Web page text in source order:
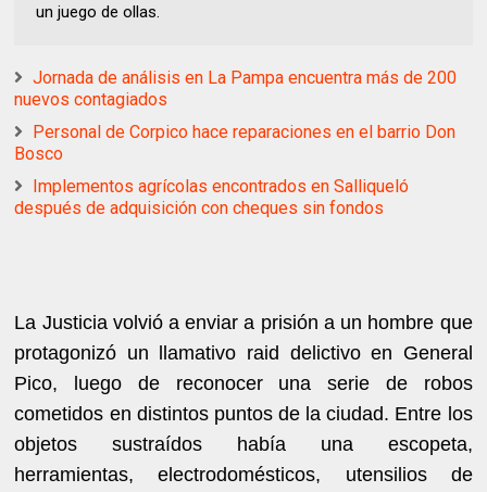
un juego de ollas.
Jornada de análisis en La Pampa encuentra más de 200
nuevos contagiados
Personal de Corpico hace reparaciones en el barrio Don
Bosco
Implementos agrícolas encontrados en Salliqueló
después de adquisición con cheques sin fondos
La Justicia volvió a enviar a prisión a un hombre que
protagonizó un llamativo raid delictivo en General
Pico, luego de reconocer una serie de robos
cometidos en distintos puntos de la ciudad. Entre los
objetos sustraídos había una escopeta,
herramientas, electrodomésticos, utensilios de